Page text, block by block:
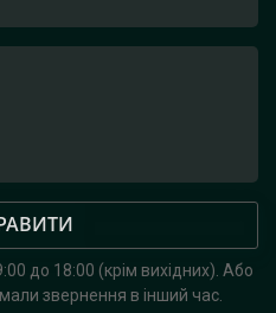
до 18:00 (крім вихідних). Або
звернення в інший час.